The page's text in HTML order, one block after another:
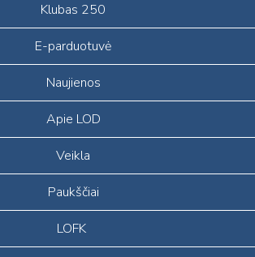
Klubas 250
E-parduotuvė
Naujienos
Apie LOD
Veikla
Paukščiai
LOFK